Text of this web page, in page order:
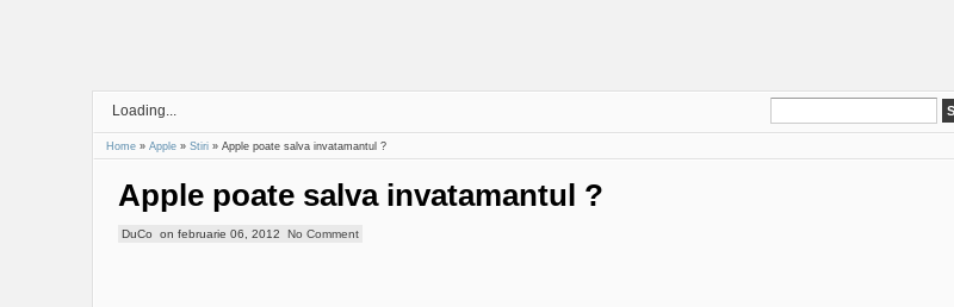
Loading...
Home » Apple » Stiri » Apple poate salva invatamantul ?
Apple poate salva invatamantul ?
DuCo on februarie 06, 2012 No Comment